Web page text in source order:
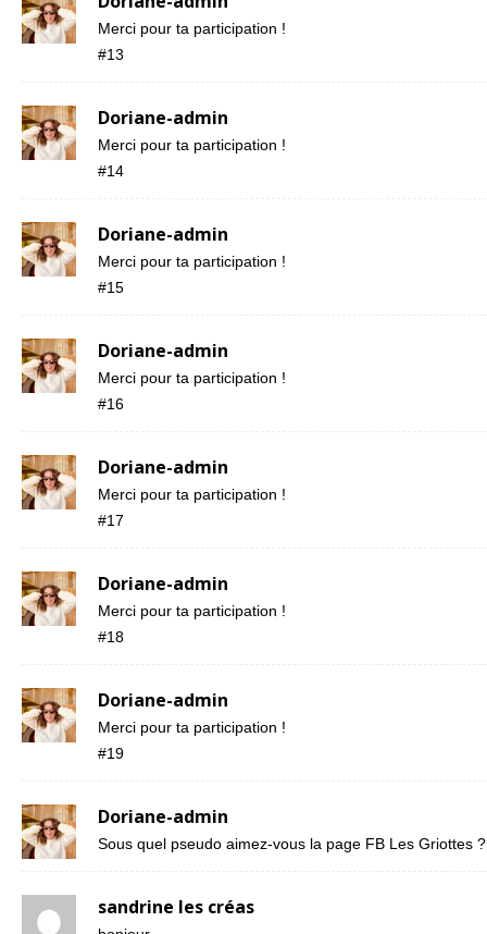
Merci pour ta participation !
#13
Doriane-admin
Merci pour ta participation !
#14
Doriane-admin
Merci pour ta participation !
#15
Doriane-admin
Merci pour ta participation !
#16
Doriane-admin
Merci pour ta participation !
#17
Doriane-admin
Merci pour ta participation !
#18
Doriane-admin
Merci pour ta participation !
#19
Doriane-admin
Sous quel pseudo aimez-vous la page FB Les Griottes ?
sandrine les créas